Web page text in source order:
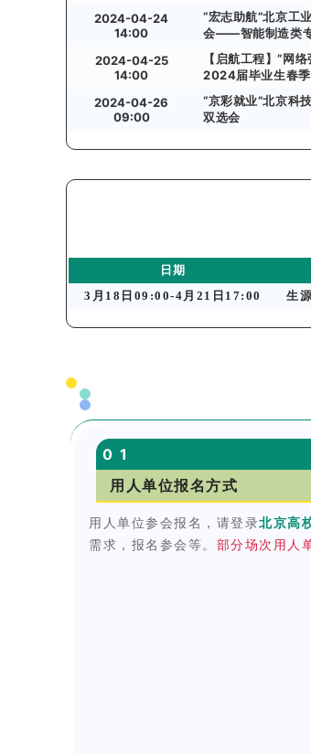
2024-04-24
14:00
“宏志助航”北京工
会——智能制造类
2024-04-25
14:00
【启航工程】“网
2024届毕业生春
2024-04-26
09:00
“京彩就业”北京科
双选会
日期
3月18日09:00-4月21日17:00
生
0 1
用人单位报名方式
用人单位参会报名，请登录北京高
需求，报名参会等。 部分场次用人